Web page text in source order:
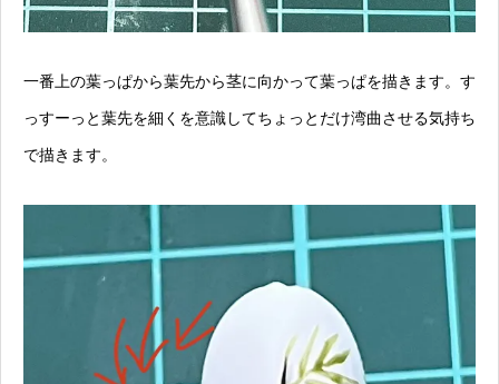
一番上の葉っぱから葉先から茎に向かって葉っぱを描きます。す
っすーっと葉先を細くを意識してちょっとだけ湾曲させる気持ち
で描きます。